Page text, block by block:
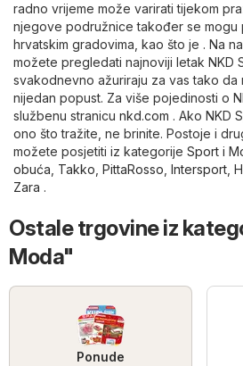
radno vrijeme može varirati tijekom
njegove podružnice također se mogu
hrvatskim gradovima, kao što je . Na
možete pregledati najnoviji letak NKD
svakodnevno ažuriraju za vas tako da
nijedan popust. Za više pojedinosti o
službenu stranicu nkd.com . Ako NKD
ono što tražite, ne brinite. Postoje i
možete posjetiti iz kategorije Sport i
obuća Takko PittaRosso Intersport
Zara .
Ostale trgovine iz
Moda"
Ponude